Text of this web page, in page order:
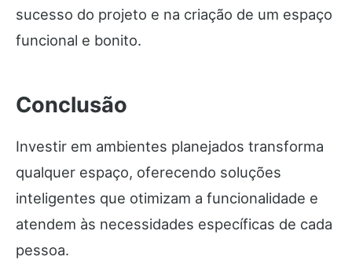
sucesso do projeto e na criação de um espaço
funcional e bonito.
Conclusão
Investir em ambientes planejados transforma
qualquer espaço, oferecendo soluções
inteligentes que otimizam a funcionalidade e
atendem às necessidades específicas de cada
pessoa.